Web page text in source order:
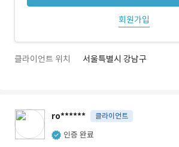
회원가입
클라이언트 위치 서울특별시 강남구
ro****** 클라이언트
인증 완료